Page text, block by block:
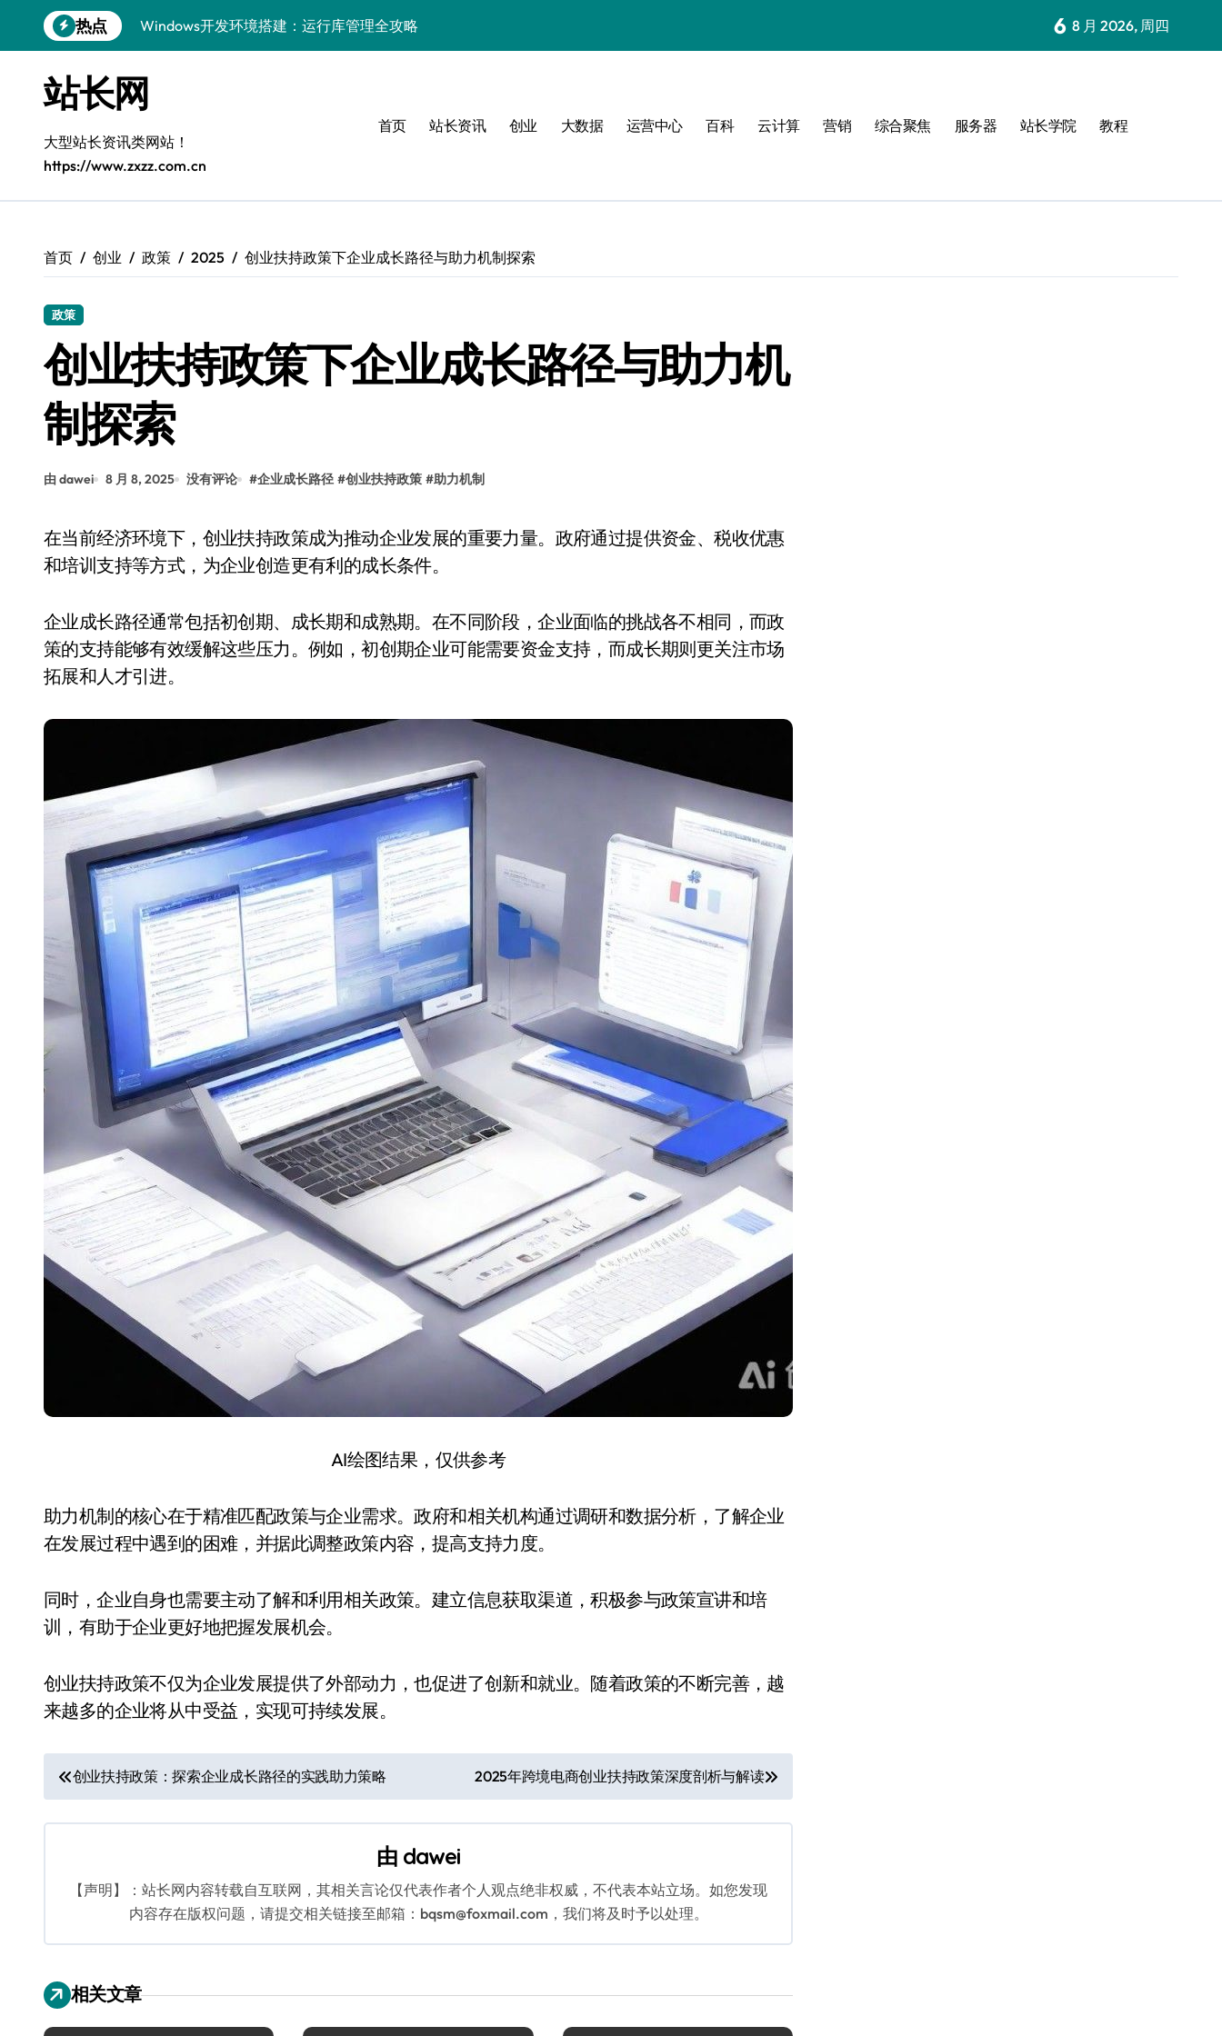
到
热点
Windows开发环境搭建：运行库管理全攻略
鸿蒙云架构下弹性计算优化探索
计算机视觉索引漏洞深度剖析与修复
弹性计算重塑云架构：降本增效实战指南
驭5G之速，铸iOS移动互联新标杆
快速定位漏洞，优化索引效率
弹性架构赋能精准计算，重塑云端体验
6 8 月 2026, 周四
站长网
大型站长资讯类网站！
https://www.zxzz.com.cn
首页 站长资讯 创业 大数据 运营中心 百科 云计算 营销 综合聚焦 服务器 站长学院 教程
首页 创业 政策 2025 创业扶持政策下企业成长路径与助力机制探索
政策
创业扶持政策下企业成长路径与助力机
制探索
由 dawei 8 月 8, 2025 没有评论 #企业成长路径 #创业扶持政策 #助力机制
在当前经济环境下，创业扶持政策成为推动企业发展的重要力量。政府通过提供资金、税收优惠
和培训支持等方式，为企业创造更有利的成长条件。
企业成长路径通常包括初创期、成长期和成熟期。在不同阶段，企业面临的挑战各不相同，而政
策的支持能够有效缓解这些压力。例如，初创期企业可能需要资金支持，而成长期则更关注市场
拓展和人才引进。
AI绘图结果，仅供参考
助力机制的核心在于精准匹配政策与企业需求。政府和相关机构通过调研和数据分析，了解企业
在发展过程中遇到的困难，并据此调整政策内容，提高支持力度。
同时，企业自身也需要主动了解和利用相关政策。建立信息获取渠道，积极参与政策宣讲和培
训，有助于企业更好地把握发展机会。
创业扶持政策不仅为企业发展提供了外部动力，也促进了创新和就业。随着政策的不断完善，越
来越多的企业将从中受益，实现可持续发展。
文
章
创业扶持政策：探索企业成长路径的实践助力策略 2025年跨境电商创业扶持政策深度剖析与解读
由 dawei
【声明】：站长网内容转载自互联网，其相关言论仅代表作者个人观点绝非权威，不代表本站立场。如您发现
内容存在版权问题，请提交相关链接至邮箱：bqsm@foxmail.com，我们将及时予以处理。
相关文章